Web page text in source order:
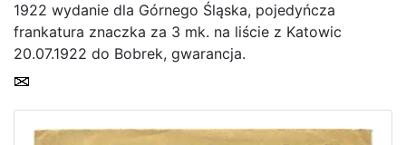
Current auction
1922 wydanie dla Górnego Śląska, pojedyńcza
frankatura znaczka za 3 mk. na liście z Katowic
20.07.1922 do Bobrek, gwarancja.